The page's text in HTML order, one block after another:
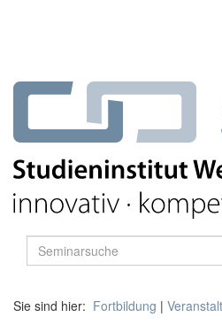
Sie sind hier: Fortbildung |